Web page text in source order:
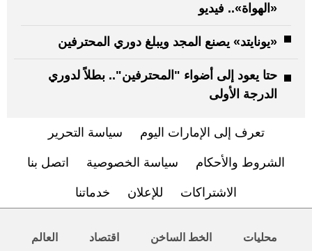
«الهواة».. فيديو
«يونايتد» يصنع المجد ويبلغ دوري المحترفين
حتا يعود إلى أضواء "المحترفين".. بطلاً لدوري
الدرجة الأولى
تعرف إلى الإمارات اليوم سياسة التحرير
الشروط والأحكام سياسة الخصوصية اتصل بنا
الاشتراكات للإعلان خدماتنا
محليات الخط الساخن اقتصاد العالم